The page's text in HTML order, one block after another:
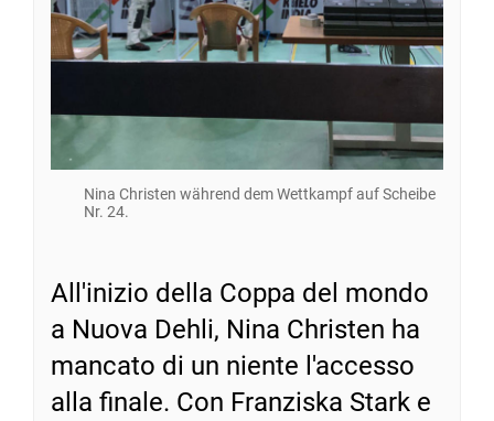
Nina Christen während dem Wettkampf auf Scheibe
Nr. 24.
All'inizio della Coppa del mondo
a Nuova Dehli, Nina Christen ha
mancato di un niente l'accesso
alla finale. Con Franziska Stark e